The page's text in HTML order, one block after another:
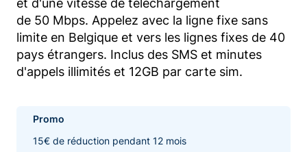
et d'une vitesse de téléchargement
de 50 Mbps. Appelez avec la ligne fixe sans
limite en Belgique et vers les lignes fixes de 40
pays étrangers. Inclus des SMS et minutes
d'appels illimités et 12GB par carte sim.
Promo
15€ de réduction pendant 12 mois